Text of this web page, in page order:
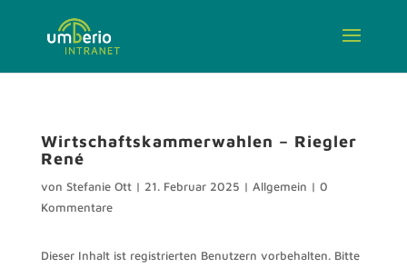
Wirtschaftskammerwahlen – Riegler
René
von Stefanie Ott| 21. Februar 2025 | Allgemein | 0
Kommentare
Dieser Inhalt ist registrierten Benutzern vorbehalten. Bitte